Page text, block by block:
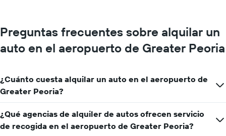
Preguntas frecuentes sobre alquilar un
auto en el aeropuerto de Greater Peoria
¿Cuánto cuesta alquilar un auto en el aeropuerto de
Greater Peoria?
¿Qué agencias de alquiler de autos ofrecen servicio
de recogida en el aeropuerto de Greater Peoria?